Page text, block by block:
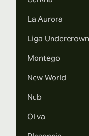
La Aurora
Liga Undercrown
Montego
New World
Nub
Oliva